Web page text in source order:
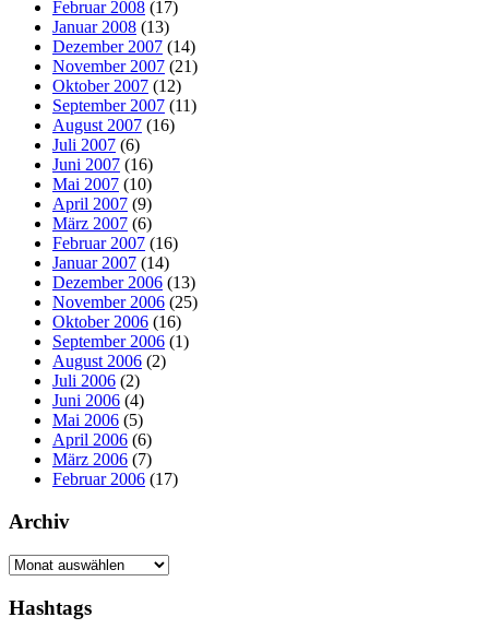
Februar 2008 (17)
Januar 2008 (13)
Dezember 2007 (14)
November 2007 (21)
Oktober 2007 (12)
September 2007 (11)
August 2007 (16)
Juli 2007 (6)
Juni 2007 (16)
Mai 2007 (10)
April 2007 (9)
März 2007 (6)
Februar 2007 (16)
Januar 2007 (14)
Dezember 2006 (13)
November 2006 (25)
Oktober 2006 (16)
September 2006 (1)
August 2006 (2)
Juli 2006 (2)
Juni 2006 (4)
Mai 2006 (5)
April 2006 (6)
März 2006 (7)
Februar 2006 (17)
Archiv
Archiv
Hashtags